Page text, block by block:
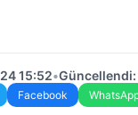
15:52•
Facebook